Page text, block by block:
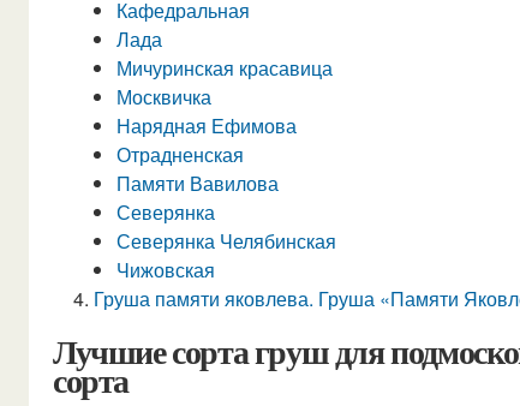
Кафедральная
Лада
Мичуринская красавица
Москвичка
Нарядная Ефимова
Отрадненская
Памяти Вавилова
Северянка
Северянка Челябинская
Чижовская
Груша памяти яковлева. Груша «Памяти
Лучшие сорта груш для
сорта